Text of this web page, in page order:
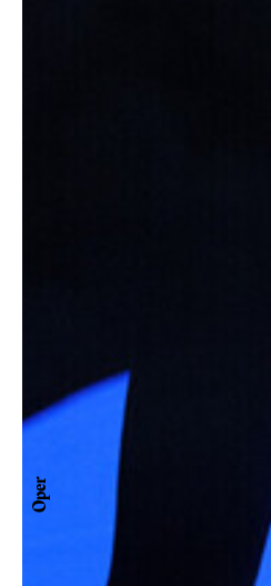
Oper